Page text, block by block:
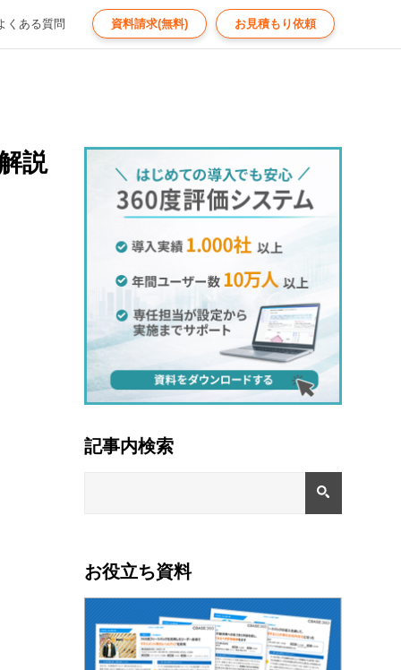
くある質問 資料請求(無料) お見積もり依頼
説
記事内検索
お役立ち資料